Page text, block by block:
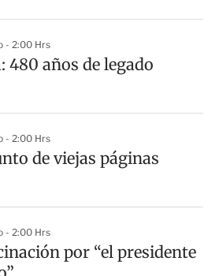
- 2:00 Hrs
480 años de legado
- 2:00 Hrs
de viejas páginas
- 2:00 Hrs
por “el presidente